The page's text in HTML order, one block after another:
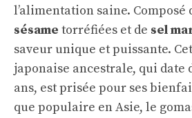
l’alimentation saine. Composé
sésame torréfiées et de sel
saveur unique et puissante.
japonaise ancestrale, qui date
ans, est prisée pour ses
que populaire en Asie, le